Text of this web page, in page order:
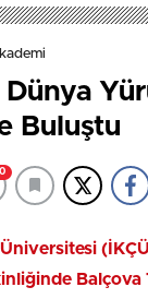
Dünya
Buluştu
0
Balçova